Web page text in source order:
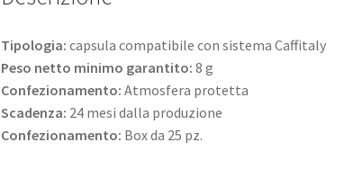
Tipologia: capsula compatibile con sistema Caffitaly
Peso netto minimo garantito: 8 g
Confezionamento: Atmosfera protetta
Scadenza: 24 mesi dalla produzione
Confezionamento: Box da 25 pz.